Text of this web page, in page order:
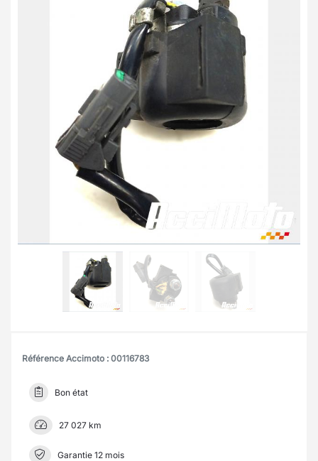
Référence Accimoto : 00116783
Bon état
27 027 km
Garantie 12 mois